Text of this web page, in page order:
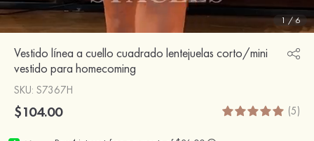
1/6
Vestido línea a cuello cuadrado lentejuelas corto/mini
vestido para homecoming
SKU: S7367H
$104.00 (5)